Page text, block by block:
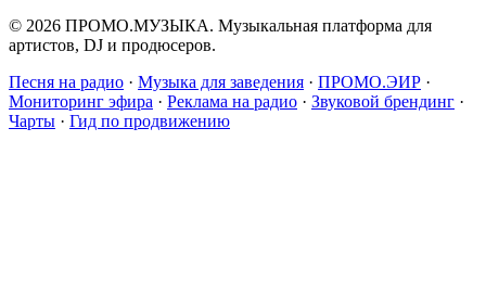
© 2026 ПРОМО.МУЗЫКА. Музыкальная платформа для
артистов, DJ и продюсеров.
Песня на радио · Музыка для заведения · ПРОМО.ЭИР ·
Мониторинг эфира · Реклама на радио · Звуковой брендинг ·
Чарты · Гид по продвижению